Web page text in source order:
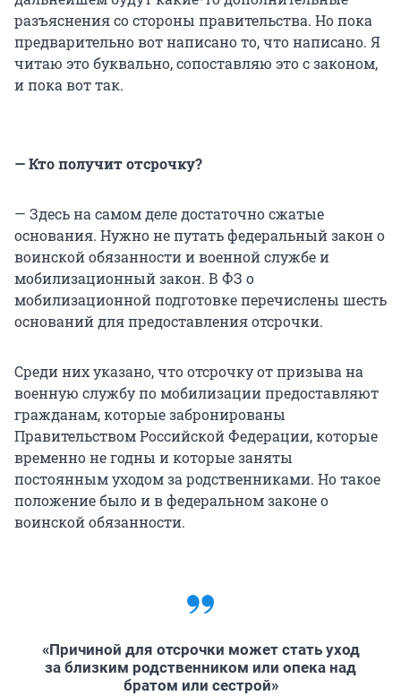
разъяснения со стороны правительства. Но пока
предварительно вот написано то, что написано. Я
читаю это буквально, сопоставляю это с законом,
и пока вот так.
— Кто получит отсрочку?
— Здесь на самом деле достаточно сжатые
основания. Нужно не путать федеральный закон о
воинской обязанности и военной службе и
мобилизационный закон. В ФЗ о
мобилизационной подготовке перечислены шесть
оснований для предоставления отсрочки.
Среди них указано, что отсрочку от призыва на
военную службу по мобилизации предоставляют
гражданам, которые забронированы
Правительством Российской Федерации, которые
временно не годны и которые заняты
постоянным уходом за родственниками. Но такое
положение было и в федеральном законе о
воинской обязанности.
«Причиной для отсрочки может стать уход
за близким родственником или опека над
братом или сестрой»